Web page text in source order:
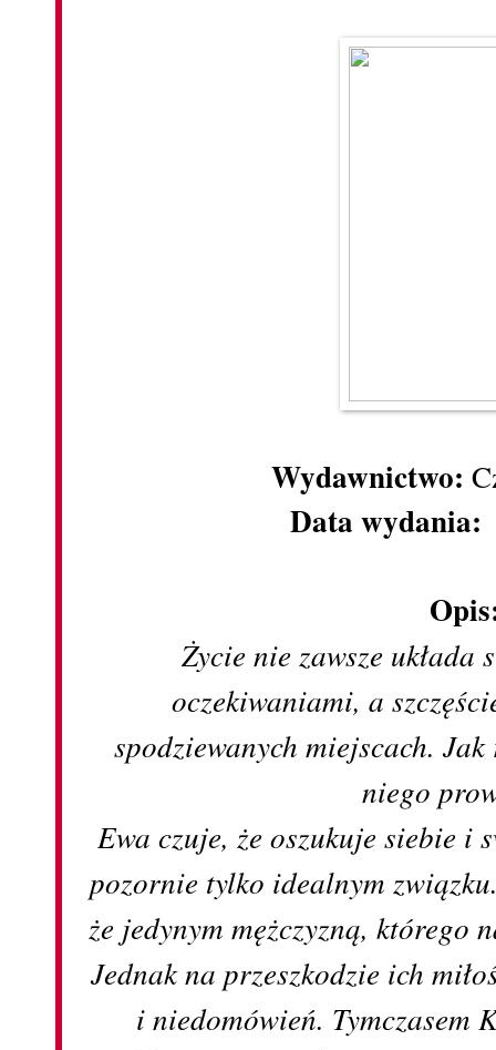
Wydawnictwo:
Data
Życie nie zawsze układa
oczekiwaniami, a
spodziewanych miejscach.
niego
Ewa czuje, że oszukuje siebie
pozornie tylko idealnym
że jedynym mężczyzną, którego
Jednak na przeszkodzie ich
i niedomówień. Tymczasem